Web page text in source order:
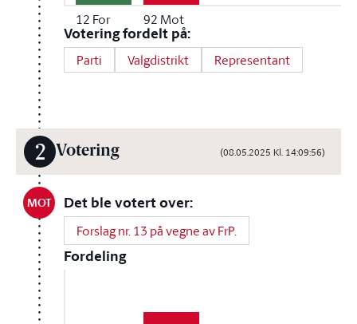
12 For 92 Mot
Votering fordelt på:
Parti Valgdistrikt Representant
2 Votering (08.05.2025 Kl. 14:09:56)
MOT Det ble votert over:
Forslag nr. 13 på vegne av FrP.
Fordeling